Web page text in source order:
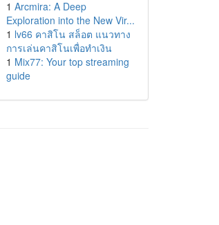
1 Arcmira: A Deep
Exploration into the New Vir...
1 lv66 คาสิโน สล็อต แนวทาง
การเล่นคาสิโนเพื่อทำเงิน
1 Mix77: Your top streaming
guide